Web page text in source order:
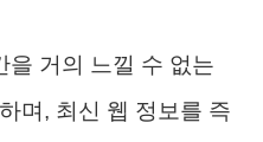
을 거의 느낄 수 없는
며, 최신 웹 정보를 즉